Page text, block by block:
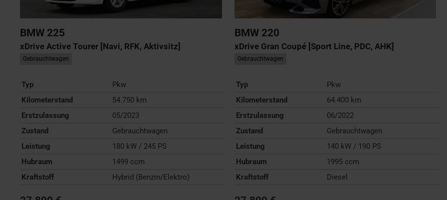
BMW 225
xDrive Active Tourer [Navi, RFK, Aktivsitz]
Gebrauchtwagen
Typ
Pkw
Kilometerstand
54.750 km
Erstzulassung
05/2023
Zustand
Gebrauchtwagen
Leistung
180 kW / 245 PS
Hubraum
1499 ccm
Kraftstoff
Hybrid (Benzin/Elektro)
BMW 220
xDrive Gran Coupé [Sport Line, PDC, AHK]
Gebrauchtwagen
Typ
Pkw
Kilometerstand
64.400 km
Erstzulassung
06/2022
Zustand
Gebrauchtwagen
Leistung
140 kW / 190 PS
Hubraum
1995 ccm
Kraftstoff
Diesel